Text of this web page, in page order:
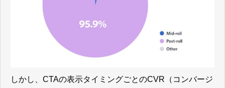
しかし、CTAの表示タイミングごとのCVR（コンバージ